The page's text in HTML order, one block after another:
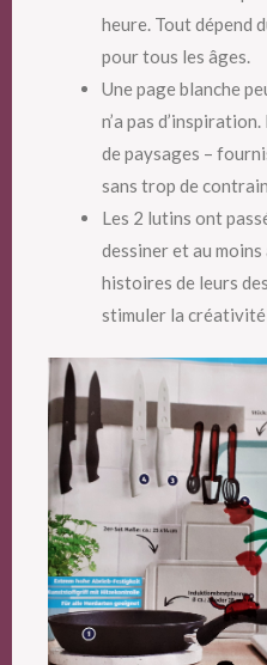
heure. Tout dépend
pour tous les âges.
Une page blanche
n’a pas
de paysages –
sans trop de
Les 2 lutins ont
dessiner et au
histoires de leurs
stimuler la